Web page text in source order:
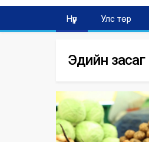
Нүүр Улс төр
Эдийн засаг